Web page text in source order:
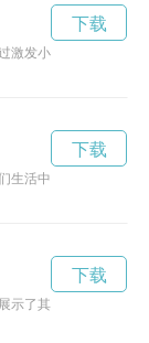
激发小猫的天性和好
下载
生活中不可或缺的一
下载
示了其在网络加速方
下载